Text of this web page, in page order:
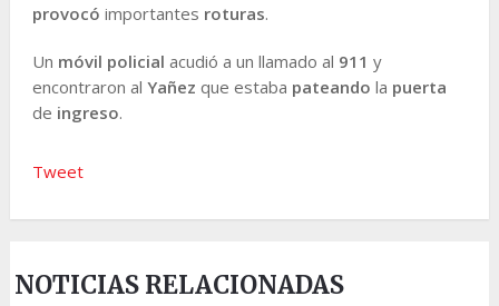
provocó importantes roturas.
Un móvil policial acudió a un llamado al 911 y
encontraron al Yañez que estaba pateando la puerta
de ingreso.
Tweet
NOTICIAS RELACIONADAS